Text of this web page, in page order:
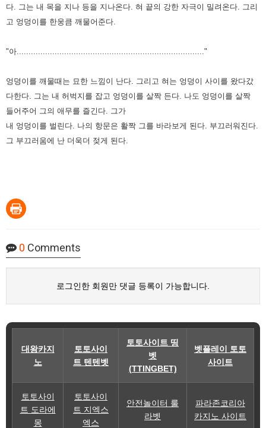
다.
그는 내 목을 지나 등을 지나온다. 혀 끝의 강한 자극이 밀려온다.
그리
고 엉덩이를 한웅큼 깨물어준다.
"아..............................................................................."
엉덩이를 깨물때는 묘한 느낌이 난다.
그리고 혀는 엉덩이 사이를 왔다갔
다한다.
그는 내 허벅지를 잡고 엉덩이를 살짝 든다. 나도 엉덩이를 살짝
들어주어 그의 애무를 즐긴다.
그가
내 엉덩이를 벌린다. 나의 항문은 활짝 그를 바라보게 된다. 부끄러워진다.
그 부끄러움에 난 더욱더 젖게 된다.
0 Comments
로그인한 회원만 댓글 등록이 가능합니다.
대왕카지
노
토토사이
트 텐텐벳
토토사이트 띵
벳
(TTINGBET)
벳플레이 토토
사이트
토토사이
트 도라에
몽
토토사이
트 지엑스
엑스
안전놀이터 룰
라벳
파라존코리아
카지노 사이트